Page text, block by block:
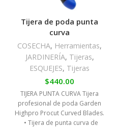
Tijera de poda punta
curva
COSECHA, Herramientas,
JARDINERÍA, Tijeras,
ESQUEJES, Tijeras
$440.00
TIJERA PUNTA CURVA Tijera
profesional de poda Garden
Highpro Procut Curved Blades.
• Tijera de punta curva de